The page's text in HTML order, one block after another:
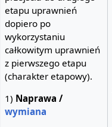
etapu uprawnień
dopiero po
wykorzystaniu
całkowitym uprawnień
z pierwszego etapu
(charakter etapowy).
1) Naprawa /
wymiana